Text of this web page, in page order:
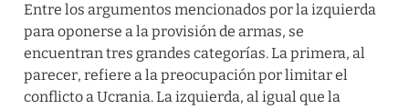
Entre los argumentos mencionados por la izquierda
para oponerse a la provisión de armas, se
encuentran tres grandes categorías. La primera, al
parecer, refiere a la preocupación por limitar el
conflicto a Ucrania. La izquierda, al igual que la